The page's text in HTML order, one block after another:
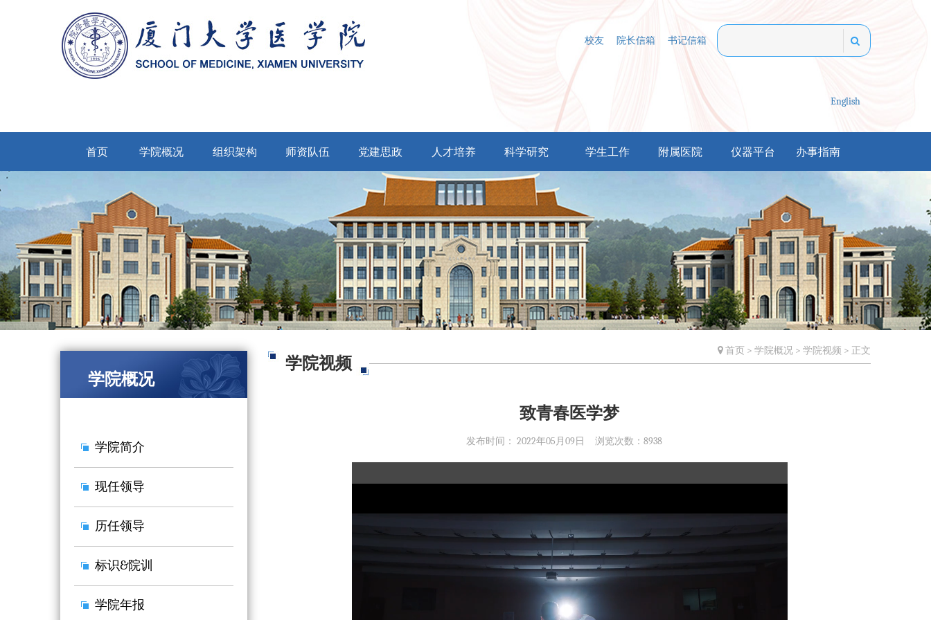
校友 院长信箱 书记信箱
English
首页 学院概况 组织架构 师资队伍 党建思政 人才培养 科学研究 学生工作 附属医院 仪器平台 办事指南
学院概况
学院简介
现任领导
历任领导
标识&院训
学院年报
学院视频
首页 > 学院概况 > 学院视频 > 正文
致青春医学梦
发布时间： 2022年05月09日 浏览次数： 8938